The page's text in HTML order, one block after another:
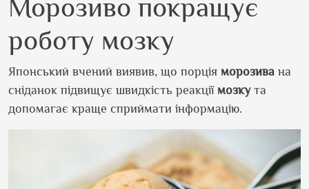
Морозиво покращує
роботу мозку
Японський вчений виявив, що порція морозива на
сніданок підвищує швидкість реакції мозку та
допомагає краще сприймати інформацію.